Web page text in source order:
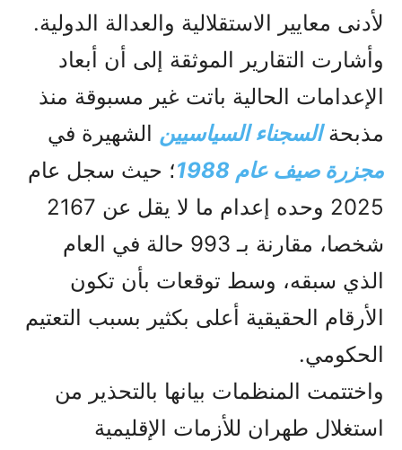
لأدنى معايير الاستقلالية والعدالة الدولية.
وأشارت التقارير الموثقة إلى أن أبعاد
الإعدامات الحالية باتت غير مسبوقة منذ
مذبحةالسجناء السياسيين الشهيرة في
مجزرة صیف عام 1988
؛ حيث سجل عام
2025 وحده إعدام ما لا يقل عن 2167
شخصا، مقارنة بـ 993 حالة في العام
الذي سبقه، وسط توقعات بأن تكون
الأرقام الحقيقية أعلى بكثير بسبب التعتيم
الحكومي.
واختتمت المنظمات بيانها بالتحذير من
استغلال طهران للأزمات الإقليمية